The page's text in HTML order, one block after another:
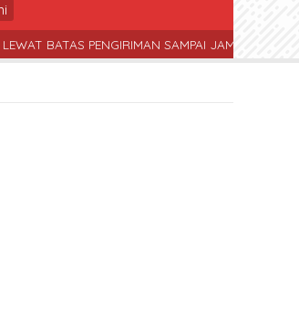
PENGIRIMAN SAMPAI JAM 17.30 WIB